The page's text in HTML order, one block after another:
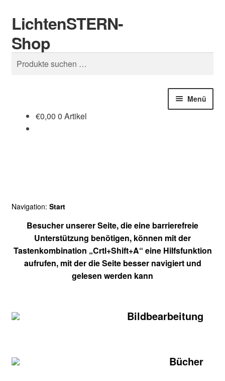
Zur
Navigation
springen
Zum
Inhalt
springen
LichtenSTERN-
Shop
Suchen
nach:
Suchen
Menü
€0,00 0 Artikel
Navigation: Start
Besucher unserer Seite, die eine barrierefreie
Unterstützung benötigen, können mit der
Tastenkombination „Crtl+Shift+A“ eine Hilfsfunktion
aufrufen, mit der die Seite besser navigiert und
gelesen werden kann
Bildbearbeitung
Bücher